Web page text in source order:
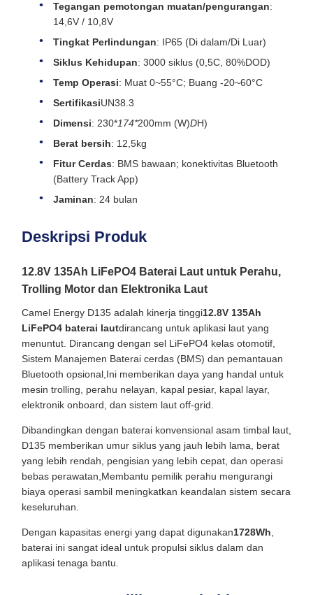
Tegangan pemotongan muatan/pengurangan:
14,6V / 10,8V
Tingkat Perlindungan: IP65 (Di dalam/Di Luar)
Siklus Kehidupan: 3000 siklus (0,5C, 80%DOD)
Temp Operasi: Muat 0~55°C; Buang -20~60°C
SertifikasiUN38.3
Dimensi: 230*174*200mm (W)DH)
Berat bersih: 12,5kg
Fitur Cerdas: BMS bawaan; konektivitas Bluetooth
(Battery Track App)
Jaminan: 24 bulan
Deskripsi Produk
12.8V 135Ah LiFePO4 Baterai Laut untuk Perahu,
Trolling Motor dan Elektronika Laut
Camel Energy D135 adalah kinerja tinggi12.8V 135Ah
LiFePO4 baterai lautdirancang untuk aplikasi laut yang
menuntut. Dirancang dengan sel LiFePO4 kelas otomotif,
Sistem Manajemen Baterai cerdas (BMS) dan pemantauan
Bluetooth opsional,Ini memberikan daya yang handal untuk
mesin trolling, perahu nelayan, kapal pesiar, kapal layar,
elektronik onboard, dan sistem laut off-grid.
Dibandingkan dengan baterai konvensional asam timbal laut,
D135 memberikan umur siklus yang jauh lebih lama, berat
yang lebih rendah, pengisian yang lebih cepat, dan operasi
bebas perawatan,Membantu pemilik perahu mengurangi
biaya operasi sambil meningkatkan keandalan sistem secara
keseluruhan.
Dengan kapasitas energi yang dapat digunakan1728Wh
baterai ini sangat ideal untuk propulsi siklus dalam dan
aplikasi tenaga bantu.